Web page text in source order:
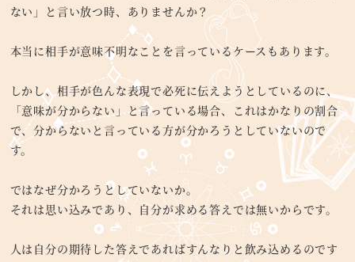
ない」と言い放つ時、ありませんか？
本当に相手が意味不明なことを言っているケースもあります。
しかし、相手が色んな表現で必死に伝えようとしているのに、
「意味が分からない」と言っている場合、これはかなりの割合
で、分からないと言っている方が分かろうとしていないので
す。
ではなぜ分かろうとしていないか。
それは思い込みであり、自分が求める答えでは無いからです。
人は自分の期待した答えであればすんなりと飲み込めるのです